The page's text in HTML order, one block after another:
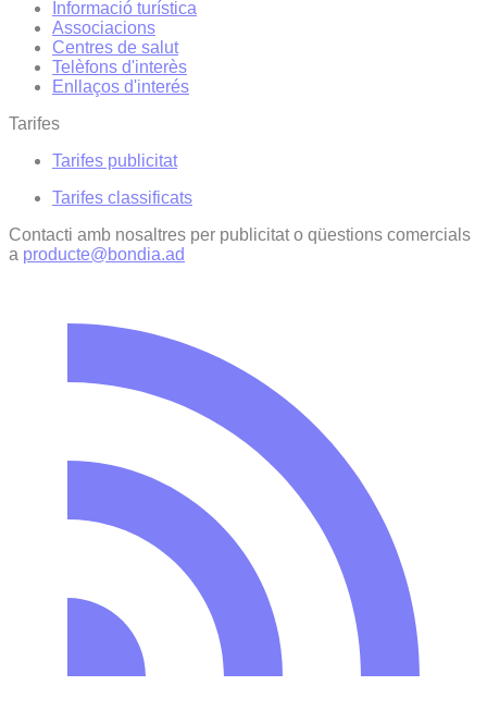
Informació turística
Associacions
Centres de salut
Telèfons d'interès
Enllaços d'interés
Tarifes
Tarifes publicitat
Tarifes classificats
Contacti amb nosaltres per publicitat o qüestions comercials
a producte@bondia.ad